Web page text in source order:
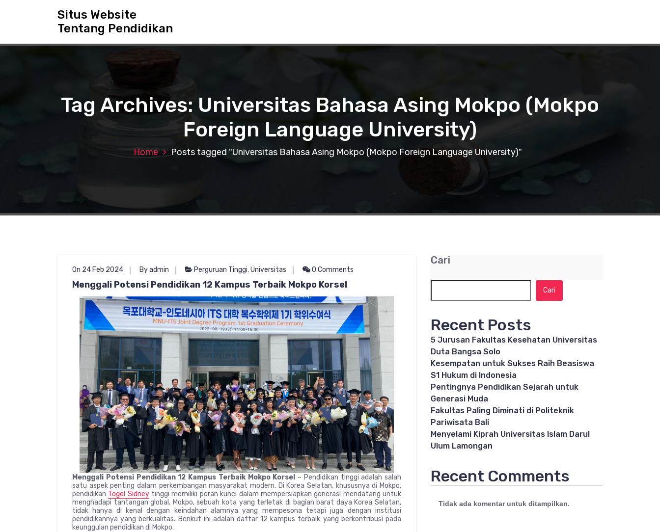
t
Situs Website
Tentang Pendidikan
Tag Archives: Universitas Bahasa Asing Mokpo (Mokpo
Foreign Language University)
Home Posts tagged "Universitas Bahasa Asing Mokpo (Mokpo Foreign Language University)"
On 24 Feb 2024 By admin Perguruan Tinggi,Universitas 0 Comments
Menggali Potensi Pendidikan 12 Kampus Terbaik Mokpo Korsel
Menggali Potensi Pendidikan 12 Kampus Terbaik Mokpo Korsel – Pendidikan tinggi adalah salah
satu aspek penting dalam perkembangan masyarakat modern. Di Korea Selatan, khususnya di Mokpo,
pendidikan Togel Sidneytinggi memiliki peran kunci dalam mempersiapkan generasi mendatang untuk
menghadapi tantangan global. Mokpo, sebuah kota yang terletak di bagian barat daya Korea Selatan,
tidak hanya di kenal dengan keindahan alamnya yang mempesona tetapi juga dengan institusi
pendidikannya yang berkualitas. Berikut ini adalah daftar 12 kampus terbaik yang berkontribusi pada
keunggulan pendidikan di Mokpo.
Cari
Cari
Recent Posts
5 Jurusan Fakultas Kesehatan Universitas
Duta Bangsa Solo
Kesempatan untuk Sukses Raih Beasiswa
S1 Hukum di Indonesia
Pentingnya Pendidikan Sejarah untuk
Generasi Muda
Fakultas Paling Diminati di Politeknik
Pariwisata Bali
Menyelami Kiprah Universitas Islam Darul
Ulum Lamongan
Recent Comments
Tidak ada komentar untuk ditampilkan.